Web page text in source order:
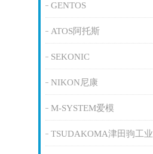
GENTOS
ATOS阿托斯
SEKONIC
NIKON尼康
M-SYSTEM爱模
TSUDAKOMA津田驹工业